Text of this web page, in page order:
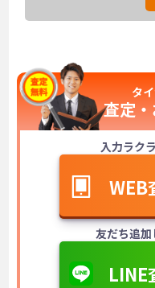
タ
査定
入力ラク
WEB
友だち追加
LINE